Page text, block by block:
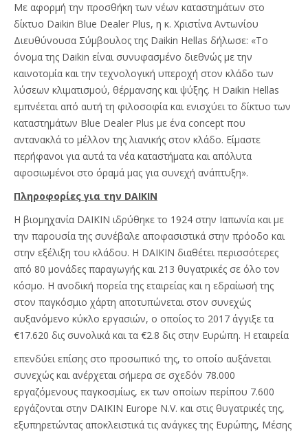
Με αφορμή την προσθήκη των νέων καταστημάτων στο
δίκτυο Daikin Blue Dealer Plus, η κ. Χριστίνα Αντωνίου
Διευθύνουσα Σύμβουλος της Daikin Hellas δήλωσε: «Το
όνομα της Daikin είναι συνυφασμένο διεθνώς με την
καινοτομία και την τεχνολογική υπεροχή στον κλάδο των
λύσεων κλιματισμού, θέρμανσης και ψύξης. Η Daikin Hellas
εμπνέεται από αυτή τη φιλοσοφία και ενισχύει το δίκτυο των
καταστημάτων Blue Dealer Plus με ένα concept που
αντανακλά το μέλλον της λιανικής στον κλάδο. Είμαστε
περήφανοι για αυτά τα νέα καταστήματα και απόλυτα
αφοσιωμένοι στο όραμά μας για συνεχή ανάπτυξη».
Πληροφορίες για την DAIKIN
Η βιομηχανία DAIKIN ιδρύθηκε το 1924 στην Ιαπωνία και με
την παρουσία της συνέβαλε αποφασιστικά στην πρόοδο και
στην εξέλιξη του κλάδου. Η DAIKIN διαθέτει περισσότερες
από 80 μονάδες παραγωγής και 213 θυγατρικές σε όλο τον
κόσμο. Η ανοδική πορεία της εταιρείας και η εδραίωσή της
στον παγκόσμιο χάρτη αποτυπώνεται στον συνεχώς
αυξανόμενο κύκλο εργασιών, ο οποίος το 2017 άγγιξε τα
€17.620 δις συνολικά και τα €2.8 δις στην Ευρώπη. Η εταιρεία
επενδύει επίσης στο προσωπικό της, το οποίο αυξάνεται
συνεχώς και ανέρχεται σήμερα σε σχεδόν 78.000
εργαζόμενους παγκοσμίως, εκ των οποίων περίπου 7.600
εργάζονται στην DAIKIN Europe N.V. και στις θυγατρικές της,
εξυπηρετώντας αποκλειστικά τις ανάγκες της Ευρώπης, Μέσης